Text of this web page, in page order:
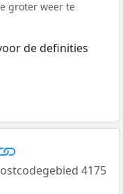
groter weer te
de definities
4175